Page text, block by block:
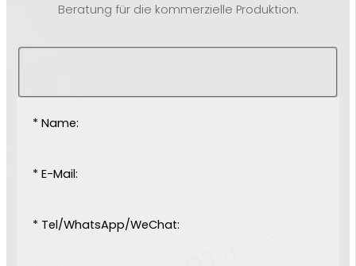
Beratung für die kommerzielle Produktion.
* Name:
* E-Mail:
* Tel/WhatsApp/WeChat: